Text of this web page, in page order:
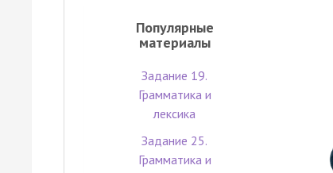
Популярные
материалы
Задание 19.
Грамматика и
лексика
Задание 25.
Грамматика и